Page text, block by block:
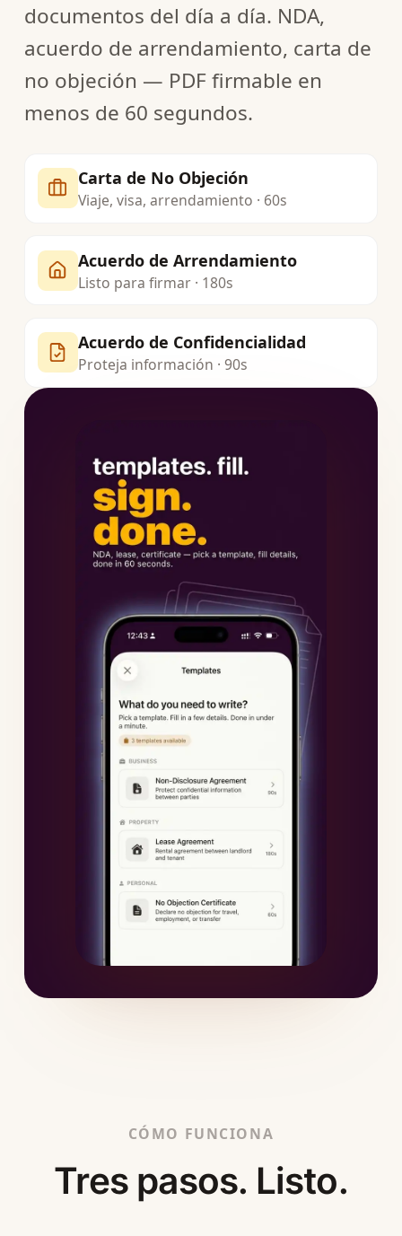
documentos del día a día. NDA,
acuerdo de arrendamiento, carta de
no objeción — PDF firmable en
menos de 60 segundos.
Carta de No Objeción
Viaje, visa, arrendamiento · 60s
Acuerdo de Arrendamiento
Listo para firmar · 180s
Acuerdo de Confidencialidad
Proteja información · 90s
CÓMO FUNCIONA
Tres pasos. Listo.